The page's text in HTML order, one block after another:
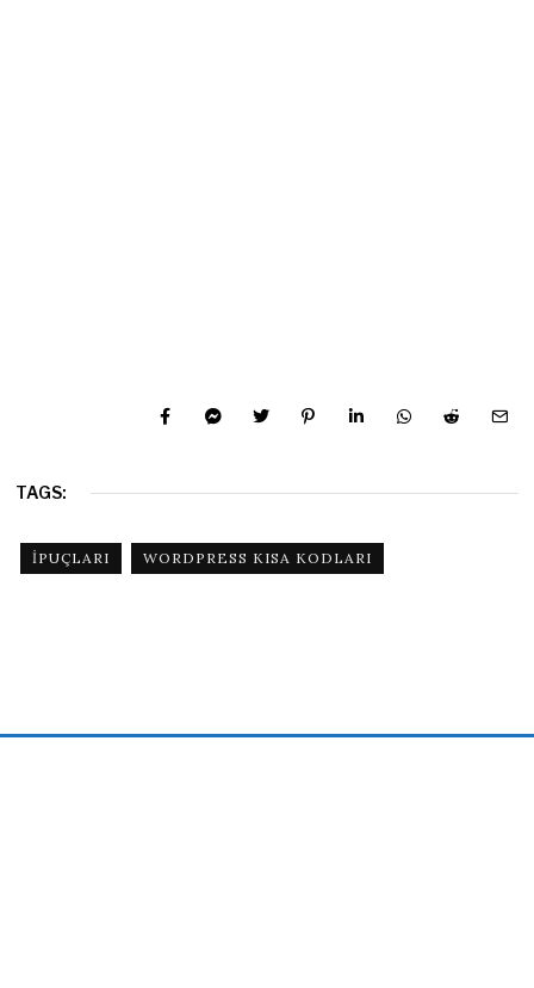
TAGS:
IPUÇLARI WORDPRESS KISA KODLARI